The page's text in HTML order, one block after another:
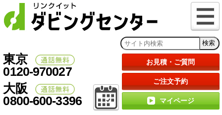
お見積・ご質問
ご注文予約
マイページ
東京
0120-970027
大阪
0800-600-3396